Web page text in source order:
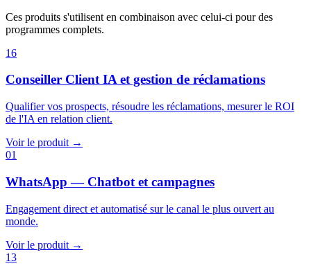
Ces produits s'utilisent en combinaison avec celui-ci pour des
programmes complets.
16
Conseiller Client IA et gestion de réclamations
Qualifier vos prospects, résoudre les réclamations, mesurer le ROI
de l'IA en relation client.
Voir le produit →
01
WhatsApp — Chatbot et campagnes
Engagement direct et automatisé sur le canal le plus ouvert au
monde.
Voir le produit →
13